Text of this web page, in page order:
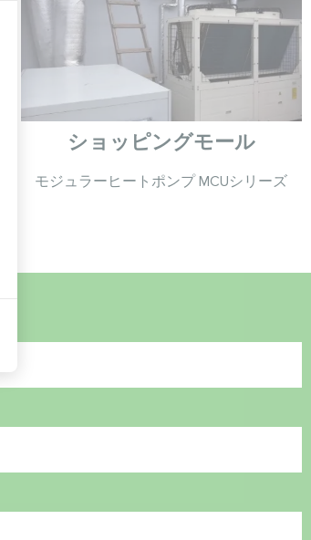
ショッピングモール
モジュラーヒートポンプ MCUシリーズ